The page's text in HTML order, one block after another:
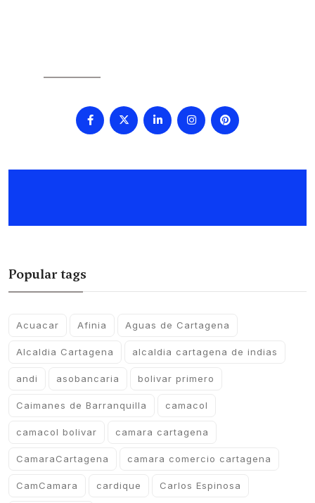
Popular tags
Acuacar Afinia Aguas de Cartagena
Alcaldia Cartagena alcaldia cartagena de indias
andi asobancaria bolivar primero
Caimanes de Barranquilla camacol
camacol bolivar camara cartagena
CamaraCartagena camara comercio cartagena
CamCamara cardique Carlos Espinosa